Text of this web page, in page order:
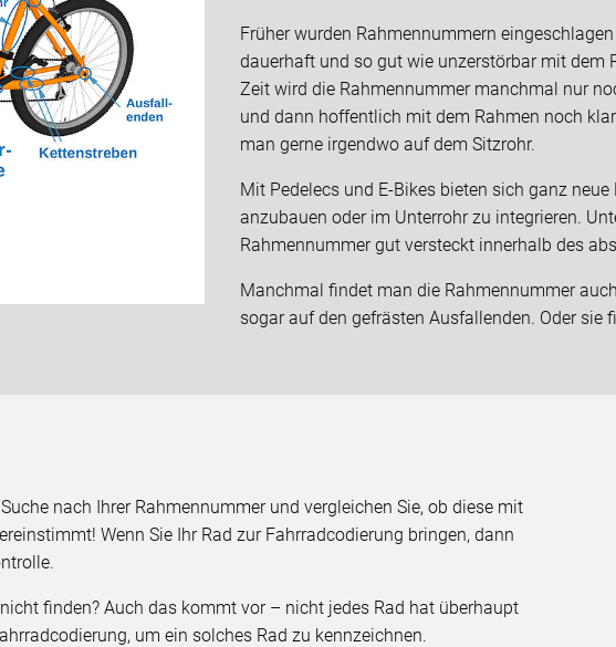
Früher wurden Rahmennummern
dauerhaft und so gut wie unzerstörbar mit dem
Zeit wird die Rahmennummer manchmal nur
und dann hoffentlich mit dem Rahmen noch
man gerne irgendwo auf dem Sitzrohr.
Mit Pedelecs und E-Bikes bieten sich ganz
anzubauen oder im Unterrohr zu integrieren.
Rahmennummer gut versteckt innerhalb des
Manchmal findet man die Rahmennummer
sogar auf den gefrästen Ausfallenden. Oder sie
nach Ihrer Rahmennummer und vergleichen Sie, ob diese mit
Wenn Sie Ihr Rad zur Fahrradcodierung bringen, dann
finden? Auch das kommt vor – nicht jedes Rad hat überhaupt
um ein solches Rad zu kennzeichnen.